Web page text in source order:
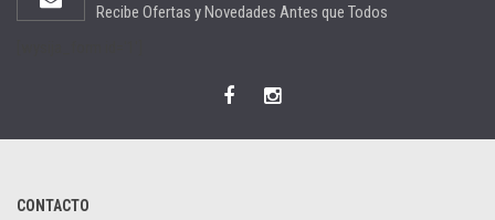
Recibe Ofertas y Novedades Antes que Todos
CONTACTO